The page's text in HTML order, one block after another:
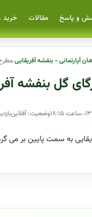
و پاسخ مقالات خرید
آپارتمانی - بنفشه آفریقایی
گل بنفشه
وضعیت: آفلاین
به سمت پایین بر